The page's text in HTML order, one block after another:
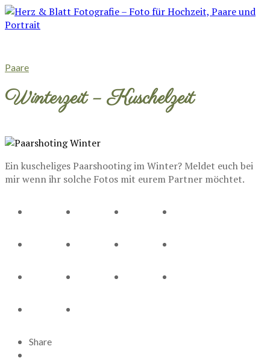
Paare
Winterzeit – Kuschelzeit
Ein kuscheliges Paarshooting im Winter? Meldet euch bei
mir wenn ihr solche Fotos mit eurem Partner möchtet.
Share